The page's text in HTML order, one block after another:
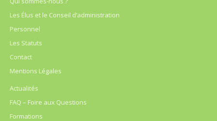
Les Élus et le Conseil d’administration
Personnel
Les Statuts
Contact
Mentions Légales
Actualités
FAQ – Foire aux Questions
Formations